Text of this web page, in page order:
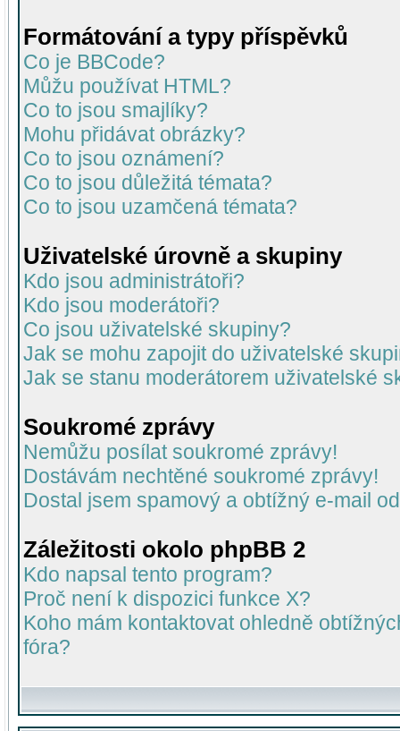
Formátování a typy příspěvků
Co je BBCode?
Můžu používat HTML?
Co to jsou smajlíky?
Mohu přidávat obrázky?
Co to jsou oznámení?
Co to jsou důležitá témata?
Co to jsou uzamčená témata?
Uživatelské úrovně a skupiny
Kdo jsou administrátoři?
Kdo jsou moderátoři?
Co jsou uživatelské skupiny?
Jak se mohu zapojit do uživatelské
Jak se stanu moderátorem uživatelské
Soukromé zprávy
Nemůžu posílat soukromé zprávy!
Dostávám nechtěné soukromé zprávy!
Dostal jsem spamový a obtížný e-mail
Záležitosti okolo phpBB 2
Kdo napsal tento program?
Proč není k dispozici funkce X?
Koho mám kontaktovat ohledně
fóra?